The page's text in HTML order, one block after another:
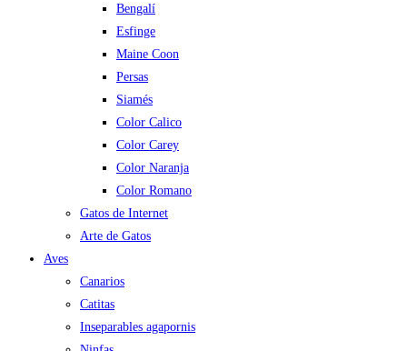
Bengalí
Esfinge
Maine Coon
Persas
Siamés
Color Calico
Color Carey
Color Naranja
Color Romano
Gatos de Internet
Arte de Gatos
Aves
Canarios
Catitas
Inseparables agapornis